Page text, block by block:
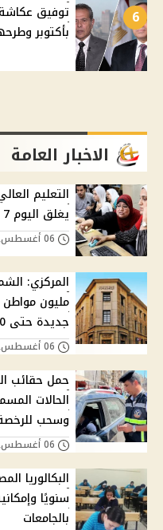
6
بأكتوبر
الاخبار العامة
يغلق اليوم 7 مساءً دون مد للمهلة
مليون
جديدة حتى 2030
حمل حقائب
الحالات
وسحب
سنويًا
بالجامعات